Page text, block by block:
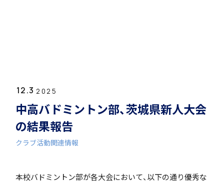
12.3 2025
中高バドミントン部、茨城県新人大会
の結果報告
クラブ活動関連情報
本校バドミントン部が各大会において、以下の通り優秀な
学校長挨拶